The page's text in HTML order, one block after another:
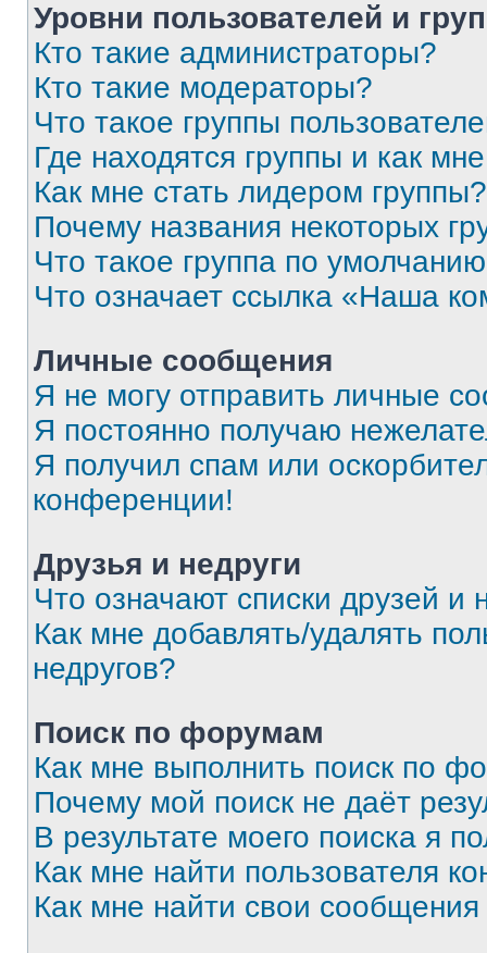
Уровни пользователей и
Кто такие администраторы?
Кто такие модераторы?
Что такое группы
Где находятся группы и как
Как мне стать лидером группы?
Почему названия некоторых
Что такое группа по
Что означает ссылка «Наша
Личные сообщения
Я не могу отправить личные
Я постоянно получаю
Я получил спам или
конференции!
Друзья и недруги
Что означают списки друзей и
Как мне добавлять/удалять
недругов?
Поиск по форумам
Как мне выполнить поиск по
Почему мой поиск не даёт
В результате моего поиска я
Как мне найти пользователя
Как мне найти свои